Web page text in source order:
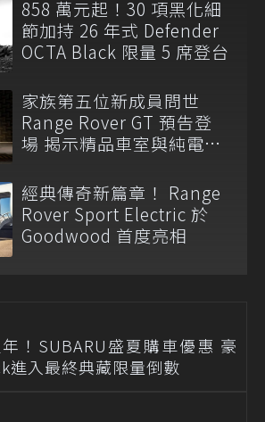
858 萬元起！30 項黑化細
節加持 26 年式 Defender
OCTA Black 限量 5 席登台
家族第五位新成員問世
Range Rover GT 預告登
場 揭示精品車室與純電
經典傳奇新篇章！ Range
Rover Sport Electric 於
Goodwood 首度亮相
！SUBARU盛夏購車優惠 豪
進入最終典藏限量倒數